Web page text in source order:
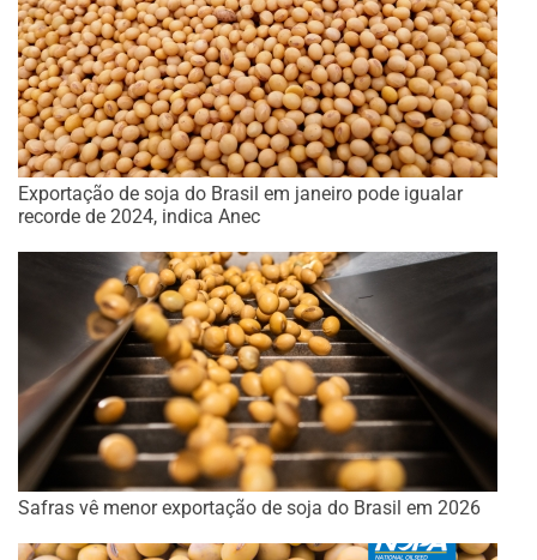
Exportação de soja do Brasil em janeiro pode igualar
recorde de 2024, indica Anec
Safras vê menor exportação de soja do Brasil em 2026